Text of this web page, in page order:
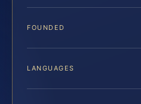
FOUNDED
LANGUAGES